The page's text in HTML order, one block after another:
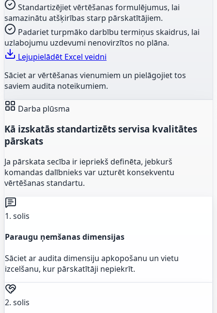
Standartizējiet vērtēšanas formulējumus, lai
samazinātu atšķirības starp pārskatītājiem.
Padariet turpmāko darbību termiņus skaidrus, lai
uzlabojumu uzdevumi nenovirzītos no plāna.
Lejupielādēt Excel veidni
Sāciet ar vērtēšanas vienumiem un pielāgojiet tos
saviem audita noteikumiem.
Darba plūsma
Kā izskatās standartizēts servisa kvalitātes
pārskats
Ja pārskata secība ir iepriekš definēta, jebkurš
komandas dalībnieks var uzturēt konsekventu
vērtēšanas standartu.
1. solis
Paraugu ņemšanas dimensijas
Sāciet ar audita dimensiju apkopošanu un vietu
izcelšanu, kur pārskatītāji nepiekrīt.
2. solis